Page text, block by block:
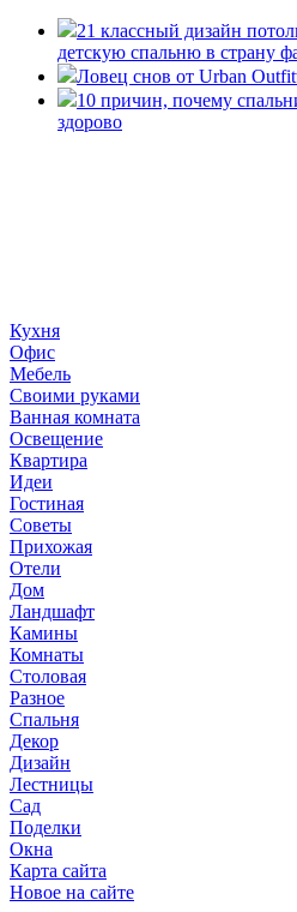
21 классный дизайн
детскую спальню в страну
Ловец снов от Urban
10 причин, почему
здорово
Кухня
Офис
Мебель
Своими руками
Ванная комната
Освещение
Квартира
Идеи
Гостиная
Советы
Прихожая
Отели
Дом
Ландшафт
Камины
Комнаты
Столовая
Разное
Спальня
Декор
Дизайн
Лестницы
Сад
Поделки
Окна
Карта сайта
Новое на сайте